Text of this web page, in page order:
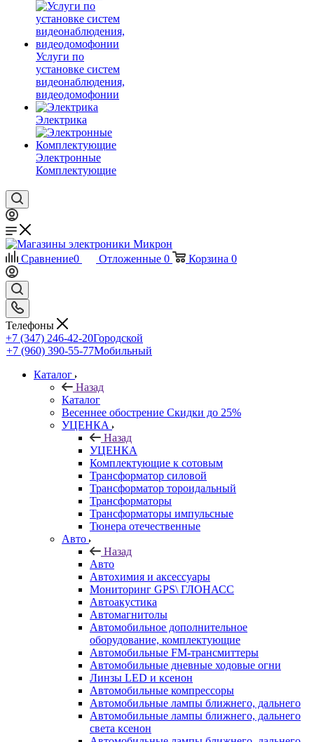
Услуги по
установке систем
видеонаблюдения,
видеодомофонии
Электрика
Электронные
Комплектующие
Сравнение0 Отложенные 0 Корзина 0
Телефоны
+7 (347) 246-42-20Городской
+7 (960) 390-55-77Мобильный
Каталог
Назад
Каталог
Весеннее обострение Скидки до 25%
УЦЕНКА
Назад
УЦЕНКА
Комплектующие к сотовым
Трансформатор силовой
Трансформатор тороидальный
Трансформаторы
Трансформаторы импульсные
Тюнера отечественные
Авто
Назад
Авто
Автохимия и аксессуары
Мониторинг GPS\ ГЛОНАСС
Автоакустика
Автомагнитолы
Автомобильное дополнительное
оборудование, комплектующие
Автомобильные FM-трансмиттеры
Автомобильные дневные ходовые огни
Линзы LED и ксенон
Автомобильные компрессоры
Автомобильные лампы ближнего, дальнего
Автомобильные лампы ближнего, дальнего
света ксенон